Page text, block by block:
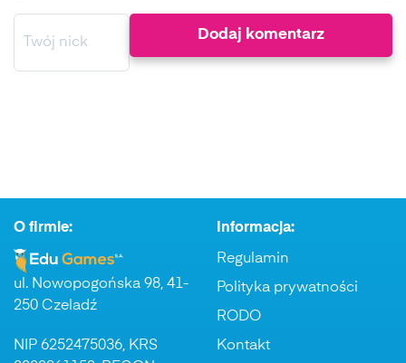
O firmie:
ul. Nowopogońska 98, 41-
250 Czeladź
NIP 6252475036, KRS
Informacja:
Regulamin
Polityka prywatności
RODO
Kontakt